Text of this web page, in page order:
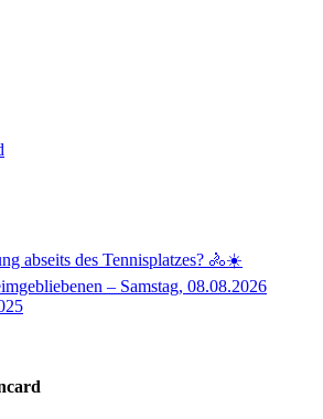
abseits des Tennisplatzes? 🚴☀️
– Samstag, 08.08.2026